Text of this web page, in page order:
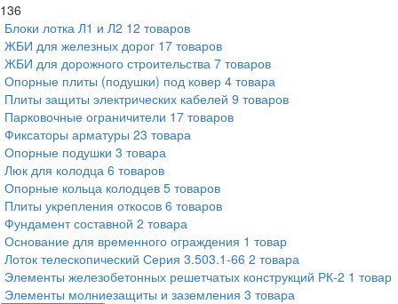
136
Блоки лотка Л1 и Л2 12 товаров
ЖБИ для железных дорог 17 товаров
ЖБИ для дорожного строительства 7 товаров
Опорные плиты (подушки) под ковер 4 товара
Плиты защиты электрических кабелей 9 товаров
Парковочные ограничители 17 товаров
Фиксаторы арматуры 23 товара
Опорные подушки 3 товара
Люк для колодца 6 товаров
Опорные кольца колодцев 5 товаров
Плиты укрепления откосов 6 товаров
Фундамент составной 2 товара
Основание для временного ограждения 1 товар
Лоток телескопический Серия 3.503.1-66 2 товара
Элементы железобетонных решетчатых конструкций РК-2 1 товар
Элементы молниезащиты и заземления 3 товара